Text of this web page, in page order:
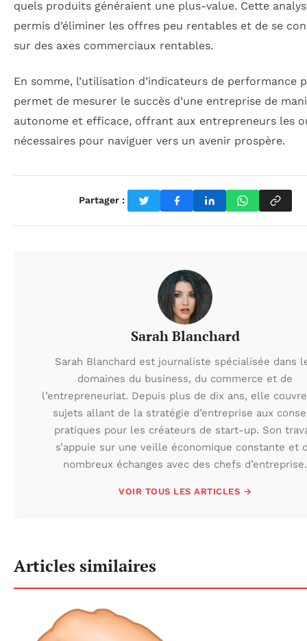
quels produits généraient une plus-value. Cette
permis d’éliminer les offres peu rentables et de se
sur des axes commerciaux rentables.
En somme, l’utilisation d’indicateurs de performance
permet de mesurer le succès d’une entreprise de
autonome et efficace, offrant aux entrepreneurs les
nécessaires pour naviguer vers un avenir prospère.
Partager :
Sarah Blanchard
Sarah Blanchard est journaliste spécialisée dans
domaines du business, du commerce et de
l’entrepreneuriat. Depuis plus de dix ans, elle
sujets allant de la stratégie d’entreprise aux
pratiques pour les créateurs de start-up. Son
s’appuie sur une veille économique constante et
nombreux échanges avec des chefs d’entreprise.
VOIR TOUS LES ARTICLES →
Articles similaires